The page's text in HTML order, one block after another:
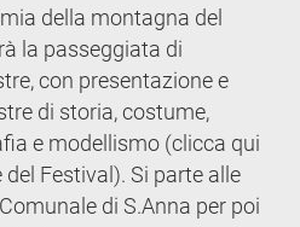
della montagna del
la passeggiata di
con presentazione e
di storia, costume,
e modellismo (clicca qui
Festival). Si parte alle
di S.Anna per poi